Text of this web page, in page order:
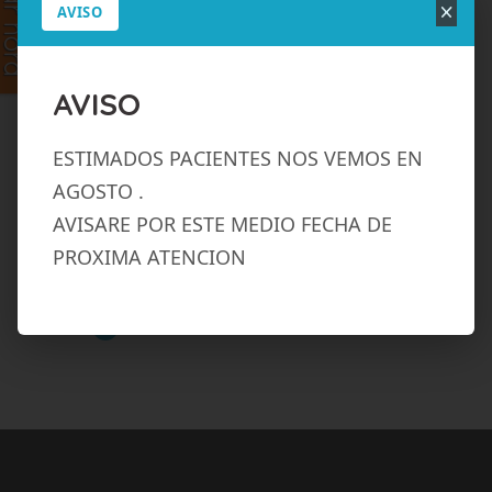
AVISO ×
AVISO
ESTIMADOS PACIENTES NOS VEMOS EN
AGOSTO .
AVISARE POR ESTE MEDIO FECHA DE
PROXIMA ATENCION